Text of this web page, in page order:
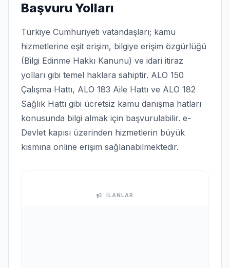
Başvuru Yolları
Türkiye Cumhuriyeti vatandaşları; kamu
hizmetlerine eşit erişim, bilgiye erişim özgürlüğü
(Bilgi Edinme Hakkı Kanunu) ve idari itiraz
yolları gibi temel haklara sahiptir. ALO 150
Çalışma Hattı, ALO 183 Aile Hattı ve ALO 182
Sağlık Hattı gibi ücretsiz kamu danışma hatları
konusunda bilgi almak için başvurulabilir. e-
Devlet kapısı üzerinden hizmetlerin büyük
kısmına online erişim sağlanabilmektedir.
İLANLAR